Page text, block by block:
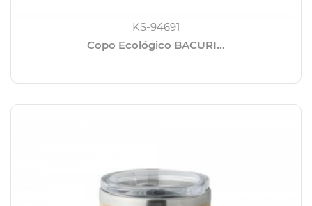
KS-94691
Copo Ecológico BACURI...